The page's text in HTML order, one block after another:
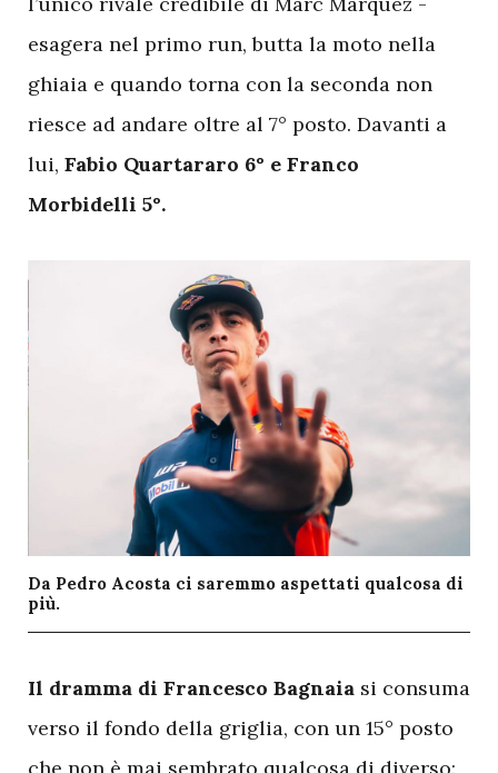
esagera nel primo run, butta la moto nella
ghiaia e quando torna con la seconda non
riesce ad andare oltre al 7° posto. Davanti a
lui, Fabio Quartararo 6° e Franco
Morbidelli 5°.
Da Pedro Acosta ci saremmo aspettati qualcosa di
più.
Il dramma di Francesco Bagnaia si consuma
verso il fondo della griglia, con un 15° posto
che non è mai sembrato qualcosa di diverso: